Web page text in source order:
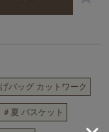
バッグ カットワーク
＃夏 バスケット